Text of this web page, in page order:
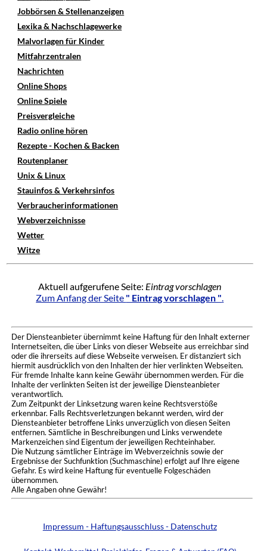
Jobbörsen & Stellenanzeigen
Lexika & Nachschlagewerke
Malvorlagen für Kinder
Mitfahrzentralen
Nachrichten
Online Shops
Online Spiele
Preisvergleiche
Radio online hören
Rezepte - Kochen & Backen
Routenplaner
Unix & Linux
Stauinfos & Verkehrsinfos
Verbraucherinformationen
Webverzeichnisse
Wetter
Witze
Aktuell aufgerufene Seite: Eintrag vorschlagen
Zum Anfang der Seite " Eintrag vorschlagen ".
Der Diensteanbieter übernimmt keine Haftung für den Inhalt externer
Internetseiten, die über Links von dieser Webseite aus erreichbar sind
oder die ihrerseits auf diese Webseite verweisen. Er distanziert sich
hiermit ausdrücklich von den Inhalten der hier verlinkten Webseiten.
Für fremde Inhalte kann keine Gewähr übernommen werden. Für die
Inhalte der verlinkten Seiten ist der jeweilige Diensteanbieter
verantwortlich.
Zum Zeitpunkt der Linksetzung waren keine Rechtsverstöße
erkennbar. Falls Rechtsverletzungen bekannt werden, wird der
Diensteanbieter betroffene Links unverzüglich von diesen Seiten
entfernen. Sämtliche in Beschreibungen und Links verwendete
Markenzeichen sind Eigentum der jeweiligen Rechteinhaber.
Die Nutzung sämtlicher Einträge im Webverzeichnis sowie der
Ergebnisse der Suchfunktion (Suchmaschine) erfolgt auf Ihre eigene
Gefahr. Es wird keine Haftung für eventuelle Folgeschäden
übernommen.
Alle Angaben ohne Gewähr!
Impressum - Haftungsausschluss - Datenschutz